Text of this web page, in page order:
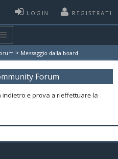
LOGIN REGISTRATI
> Messaggio dalla board
Forum
e prova a rieffettuare la